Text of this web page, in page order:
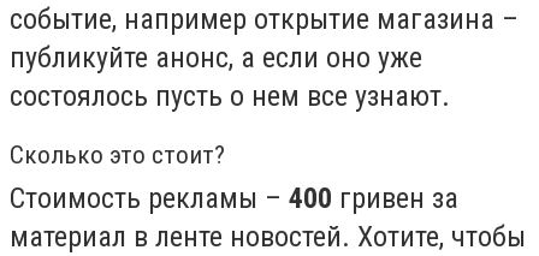
событие, например открытие магазина –
публикуйте анонс, а если оно уже
состоялось пусть о нем все узнают.
Сколько это стоит?
Стоимость рекламы – 400 гривен за
материал в ленте новостей. Хотите, чтобы